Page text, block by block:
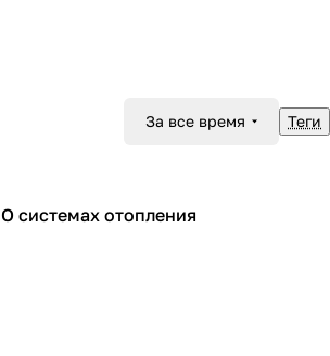
За все время Теги
Советы покупателям
О системах отопления